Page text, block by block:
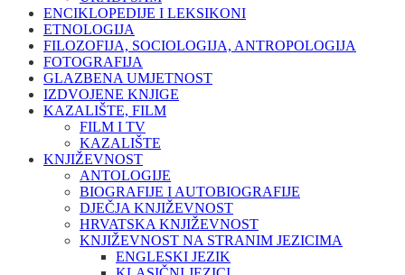
ENCIKLOPEDIJE I LEKSIKONI
ETNOLOGIJA
FILOZOFIJA, SOCIOLOGIJA, ANTROPOLOGIJA
FOTOGRAFIJA
GLAZBENA UMJETNOST
IZDVOJENE KNJIGE
KAZALIŠTE, FILM
FILM I TV
KAZALIŠTE
KNJIŽEVNOST
ANTOLOGIJE
BIOGRAFIJE I AUTOBIOGRAFIJE
DJEČJA KNJIŽEVNOST
HRVATSKA KNJIŽEVNOST
KNJIŽEVNOST NA STRANIM JEZICIMA
ENGLESKI JEZIK